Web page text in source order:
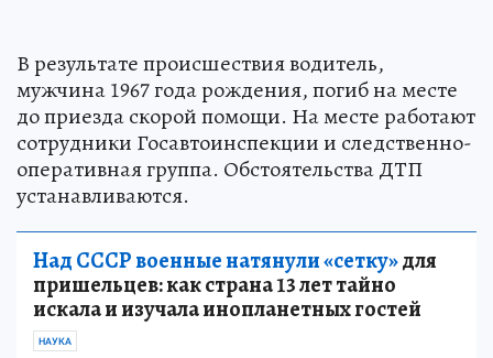
В результате происшествия водитель,
мужчина 1967 года рождения, погиб на месте
до приезда скорой помощи. На месте работают
сотрудники Госавтоинспекции и следственно-
оперативная группа. Обстоятельства ДТП
устанавливаются.
Над СССР военные натянули «сетку»для
пришельцев: как страна 13 лет тайно
искала и изучала инопланетных гостей
НАУКА